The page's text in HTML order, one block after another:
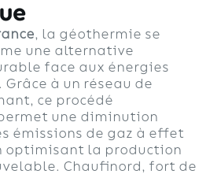
, la géothermie se
une alternative
face aux énergies
à un réseau de
ce procédé
une diminution
émissions de gaz à effet
optimisant la production
Chaufinord, fort de